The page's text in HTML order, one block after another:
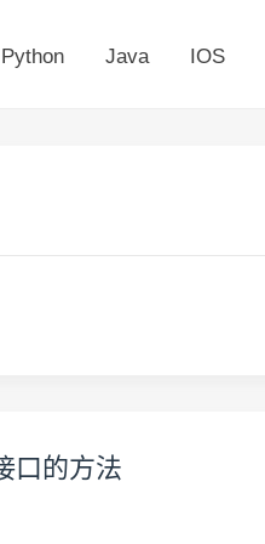
Python Java IOS
口的方法